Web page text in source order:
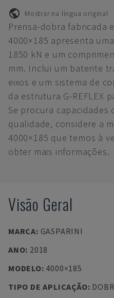
Mostrar na língua original
Prensa-dobra fabricada
4000×185 apresenta
1850 kN e um
mm. Inclui um batente
eixos e um sistema de
da estrutura G-REFLEX
Se procura capacidades
qualidade, considere a
4000×185 que temos à
obter mais informações.
Visão Geral
MARCA: GASPARINI
ANO: 2018
MODELO: 4000×185
TIPO DE APLICAÇÃO: